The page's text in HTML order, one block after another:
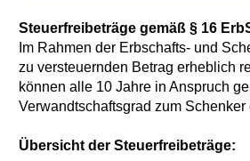
Steuerfreibeträge gemäß § 16
Im Rahmen der Erbschafts- und
zu versteuernden Betrag erheblich
können alle 10 Jahre in Anspruch
Verwandtschaftsgrad zum Schenker
Übersicht der Steuerfreibeträge: